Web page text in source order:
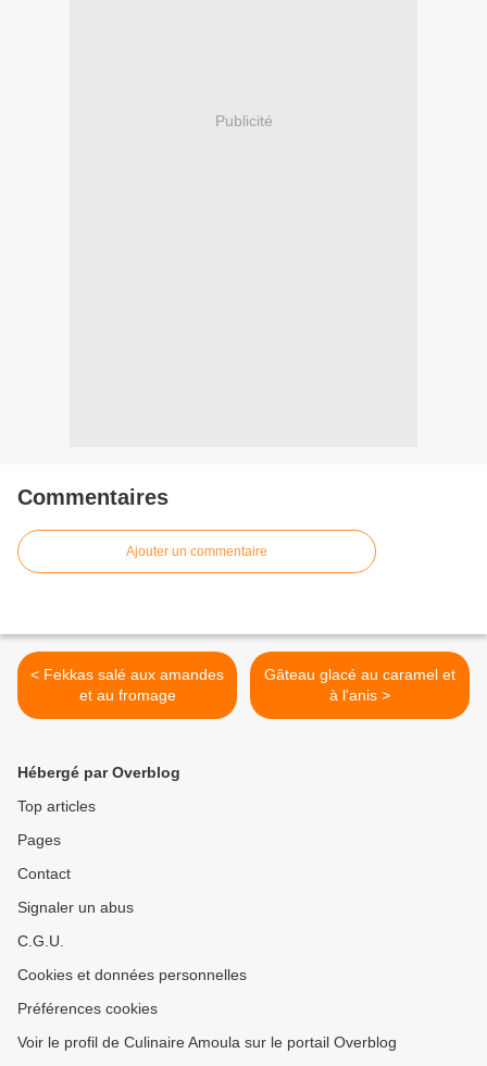
Publicité
Commentaires
Ajouter un commentaire
< Fekkas salé aux amandes
et au fromage
Gâteau glacé au caramel et
à l'anis >
Hébergé par Overblog
Top articles
Pages
Contact
Signaler un abus
C.G.U.
Cookies et données personnelles
Préférences cookies
Voir le profil de Culinaire Amoula sur le portail Overblog